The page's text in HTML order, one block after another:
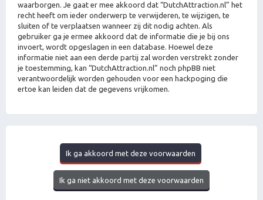
waarborgen. Je gaat er mee akkoord dat “DutchAttraction.nl” het
recht heeft om ieder onderwerp te verwijderen, te wijzigen, te
sluiten of te verplaatsen wanneer zij dit nodig achten. Als
gebruiker ga je ermee akkoord dat de informatie die je bij ons
invoert, wordt opgeslagen in een database. Hoewel deze
informatie niet aan een derde partij zal worden verstrekt zonder
je toestemming, kan “DutchAttraction.nl” noch phpBB niet
verantwoordelijk worden gehouden voor een hackpoging die
ertoe kan leiden dat de gegevens vrijkomen.